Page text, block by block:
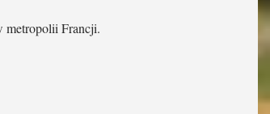
metropolii Francji.